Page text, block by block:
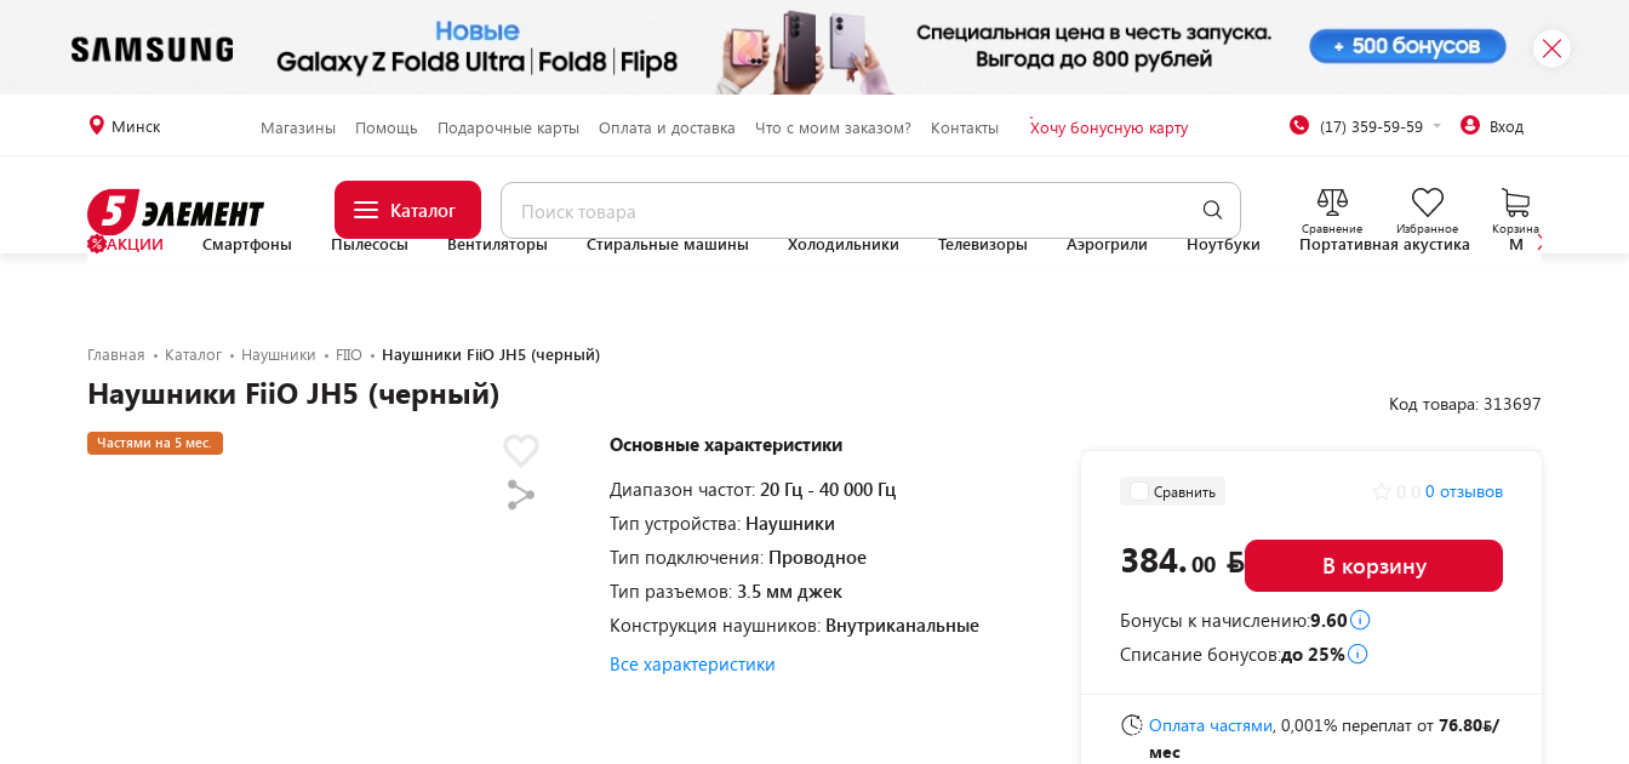
Минск Магазины Помощь Подарочные карты Оплата и доставка Что с моим заказом? Контакты Хочу бонусную карту (17) 359-59-59 Вход
Каталог
Сравнение Избранное Корзина
АКЦИИ Смартфоны Пылесосы Вентиляторы Стиральные машины Холодильники Телевизоры Аэрогрили Ноутбуки Портативная акустика
Главная Каталог Наушники FIIO Наушники FiiO JH5 (черный)
Наушники FiiO JH5 (черный)
Частями на 5 мес.
Основные характеристики
Диапазон частот: 20 Гц - 40 000 Гц
Тип устройства: Наушники
Тип подключения: Проводное
Тип разъемов: 3.5 мм джек
Конструкция наушников: Внутриканальные
Все характеристики
Код товара: 313697
Сравнить 0 отзывов
384.00 В корзину
Бонусы к начислению:9.60
Списание бонусов:до 25%
Оплата частями, 0,001% переплат от 76.80 /
мес